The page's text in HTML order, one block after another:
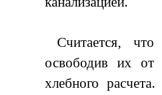
Считается,
освободив их от
хлебного